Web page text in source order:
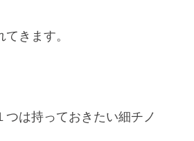
きます。
つは持っておきたい細チノ